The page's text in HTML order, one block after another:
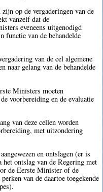
op de vergaderingen van de
vanzelf dat de
eveneens uitgenodigd
functie van de behandelde
van de cel algemene
naar gelang van de behandelde
Ministers moeten
voorbereiding en de evaluatie
van deze cellen worden
met uitzondering
en ontslagen (er is
het ontslag van de Regering met
de Eerste Minister of de
van de daartoe toegekende